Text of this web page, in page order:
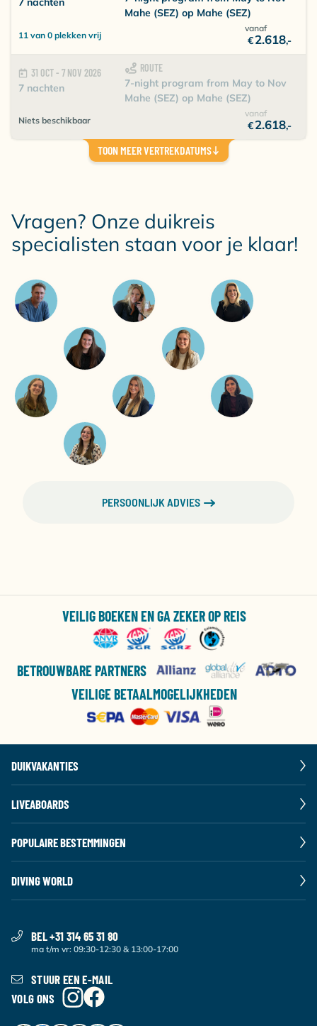
Mahe (SEZ) op Mahe (SEZ)
vanaf
€2.618,-
11 van 0 plekken vrij
31 OCT - 7 NOV 2026
7 nachten
ROUTE
7-night program from May to Nov
Mahe (SEZ) op Mahe (SEZ)
vanaf
€2.618,-
Niets beschikbaar
TOON MEER VERTREKDATUMS
Vragen? Onze duikreis
specialisten staan voor je klaar!
PERSOONLIJK ADVIES
VEILIG BOEKEN EN GA ZEKER OP REIS
BETROUWBARE PARTNERS
VEILIGE BETAALMOGELIJKHEDEN
DUIKVAKANTIES
LIVEABOARDS
POPULAIRE BESTEMMINGEN
DIVING WORLD
BEL +31 314 65 31 80
ma t/m vr: 09:30-12:30 & 13:00-17:00
STUUR EEN E-MAIL
VOLG ONS